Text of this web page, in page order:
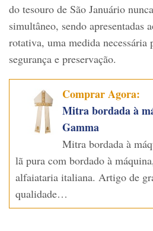
do tesouro de São Januário
simultâneo, sendo apresentadas
rotativa, uma medida necessária
segurança e preservação.
Comprar Agora:
Mitra bordada à
Gamma
Mitra bordada à
lã pura com bordado à
alfaiataria italiana. Artigo de
qualidade…